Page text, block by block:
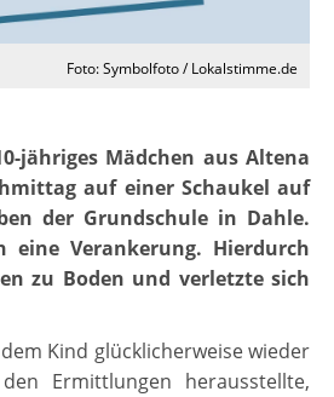
Foto: Symbolfoto / Lokalstimme.de
jähriges Mädchen aus Altena
auf einer Schaukel auf
der Grundschule in Dahle.
eine Verankerung. Hierdurch
zu Boden und verletzte sich
Kind glücklicherweise wieder
Ermittlungen herausstellte,